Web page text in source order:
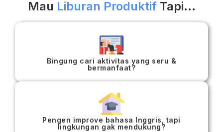
Mau Liburan Produktif Tapi...
Bingung cari aktivitas yang seru &
bermanfaat?
Pengen improve bahasa Inggris, tapi
lingkungan gak mendukung?